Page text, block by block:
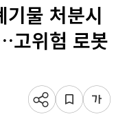
물 처분시
고위험 로봇